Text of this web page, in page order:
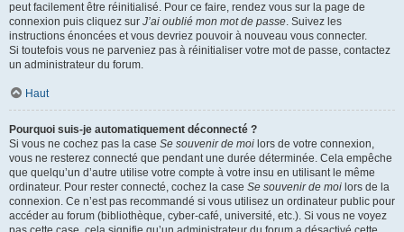
peut facilement être réinitialisé. Pour ce faire, rendez vous sur la page de
connexion puis cliquez sur J’ai oublié mon mot de passe. Suivez les
instructions énoncées et vous devriez pouvoir à nouveau vous connecter.
Si toutefois vous ne parveniez pas à réinitialiser votre mot de passe, contactez
un administrateur du forum.
Haut
Pourquoi suis-je automatiquement déconnecté ?
Si vous ne cochez pas la case Se souvenir de moi lors de votre connexion,
vous ne resterez connecté que pendant une durée déterminée. Cela empêche
que quelqu’un d’autre utilise votre compte à votre insu en utilisant le même
ordinateur. Pour rester connecté, cochez la case Se souvenir de moi lors de la
connexion. Ce n’est pas recommandé si vous utilisez un ordinateur public pour
accéder au forum (bibliothèque, cyber-café, université, etc.). Si vous ne voyez